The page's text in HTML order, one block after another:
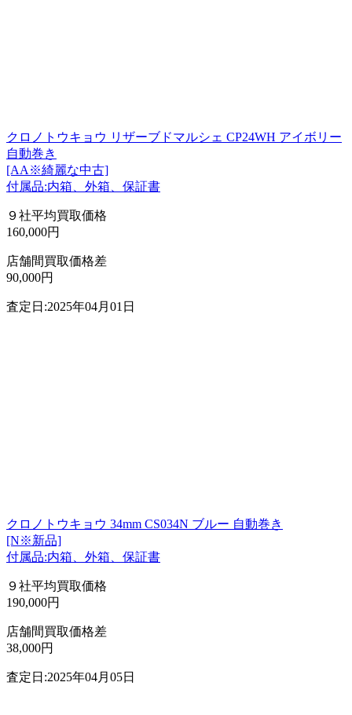
クロノトウキョウ リザーブドマルシェ CP24WH アイボリー
自動巻き
[AA※綺麗な中古]
付属品:内箱、外箱、保証書
９社平均買取価格
160,000円
店舗間買取価格差
90,000円
査定日:2025年04月01日
クロノトウキョウ 34mm CS034N ブルー 自動巻き
[N※新品]
付属品:内箱、外箱、保証書
９社平均買取価格
190,000円
店舗間買取価格差
38,000円
査定日:2025年04月05日